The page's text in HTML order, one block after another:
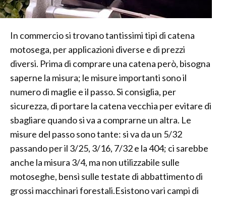
In commercio si trovano tantissimi tipi di catena
motosega, per applicazioni diverse e di prezzi
diversi. Prima di comprare una catena però, bisogna
saperne la misura; le misure importanti sono il
numero di maglie e il passo. Si consiglia, per
sicurezza, di portare la catena vecchia per evitare di
sbagliare quando si va a comprarne un altra. Le
misure del passo sono tante: si va da un 5/32
passando per il 3/25, 3/16, 7/32 e la 404; ci sarebbe
anche la misura 3/4, ma non utilizzabile sulle
motoseghe, bensì sulle testate di abbattimento di
grossi macchinari forestali.Esistono vari campi di